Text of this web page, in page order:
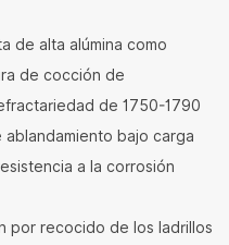
de alta alúmina como
de cocción de
de 1750-1790
bajo carga
a la corrosión
por recocido de los ladrillos